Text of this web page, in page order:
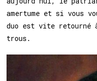
amertume et si vous
duo est vite retourné
trous.